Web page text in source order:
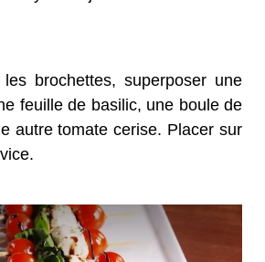
brochettes, superposer une
feuille de basilic, une boule de
autre tomate cerise. Placer sur